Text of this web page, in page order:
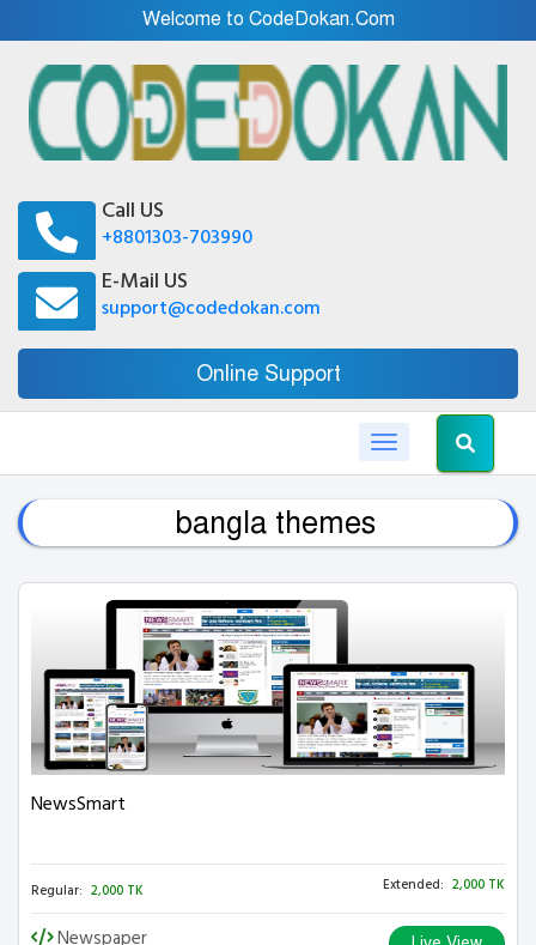
Welcome to CodeDokan.Com
Call US
+8801303-703990
E-Mail US
support@codedokan.com
Online Support
Toggle navigation
bangla themes
NewsSmart
Regular: 2,000 TK Extended: 2,000 TK
Newspaper